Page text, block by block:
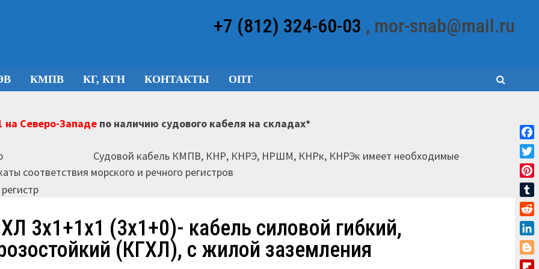
+7 (812) 324-60-03 , mor-snab@mail.ru
КМПВ КГ, КГН КОНТАКТЫ ОПТ
Северо-Западепо наличию судового кабеля на складах*
Судовой кабель КМПВ, КНР, КНРЭ, НРШМ, КНРк, КНРЭк имеет необходимые
соответствия морского и речного регистров
3х1+1х1 (3х1+0)- кабель силовой гибкий,
(КГХЛ), с жилой заземления